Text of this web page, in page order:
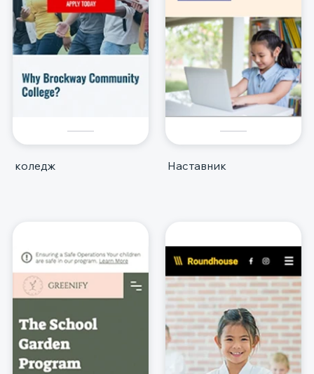
коледж Наставник